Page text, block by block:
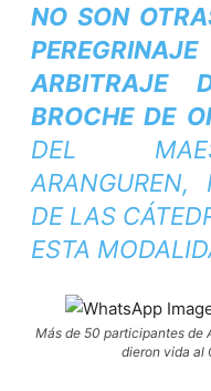
NO SON
ARBITRAJE
BROCHE DE
DEL
ARANGUREN,
DE LAS
ESTA
Más de 50 participantes de
dieron vida al